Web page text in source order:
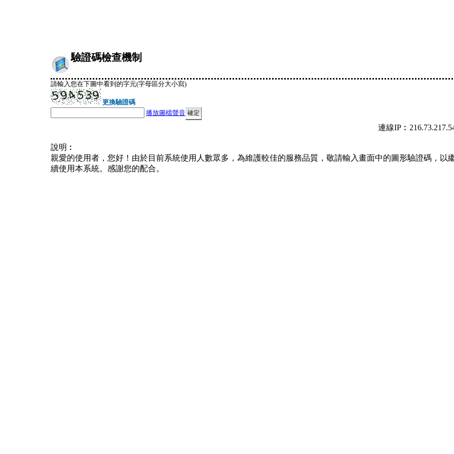
驗證碼檢查機制
請輸入您在下圖中看到的字元(字母區分大小寫)
更換驗證碼
播放圖檔聲音
連線
說明︰
親愛的使用者，您好！由於目前系統使用人數眾多，為維護較佳的服務品質，敬請輸入畫面中的圖形驗證碼，以
續使用本系統。感謝您的配合。